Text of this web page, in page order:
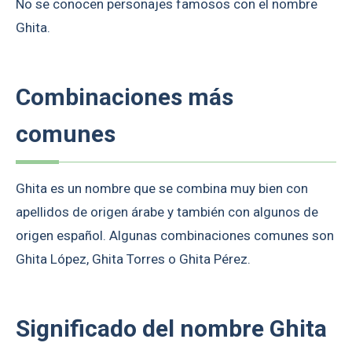
No se conocen personajes famosos con el nombre
Ghita.
Combinaciones más
comunes
Ghita es un nombre que se combina muy bien con
apellidos de origen árabe y también con algunos de
origen español. Algunas combinaciones comunes son
Ghita López, Ghita Torres o Ghita Pérez.
Significado del nombre Ghita